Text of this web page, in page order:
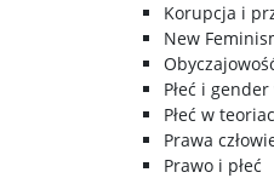
Korupcja i
New
Płeć i
Płeć w
Prawa
Prawo i płeć